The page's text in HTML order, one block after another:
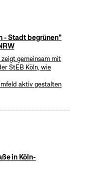
- Stadt begrünen"
gemeinsam mit
StEB Köln, wie
aktiv gestalten
in Köln-